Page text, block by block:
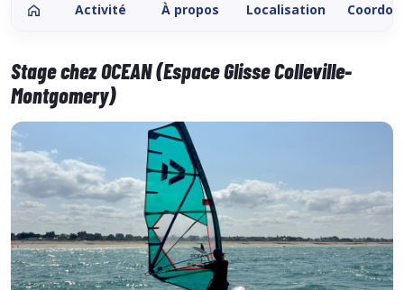
Activité À propos Localisation
Stage chez OCEAN (Espace Glisse Colleville-
Montgomery)